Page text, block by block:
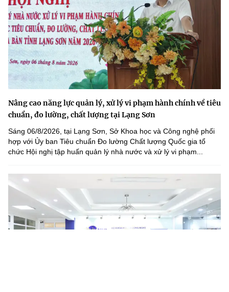
Nâng cao năng lực quản lý, xử lý vi phạm hành chính về tiêu
chuẩn, đo lường, chất lượng tại Lạng Sơn
Sáng 06/8/2026, tại Lạng Sơn, Sở Khoa học và Công nghệ phối
hợp với Ủy ban Tiêu chuẩn Đo lường Chất lượng Quốc gia tổ
chức Hội nghị tập huấn quản lý nhà nước và xử lý vi phạm...